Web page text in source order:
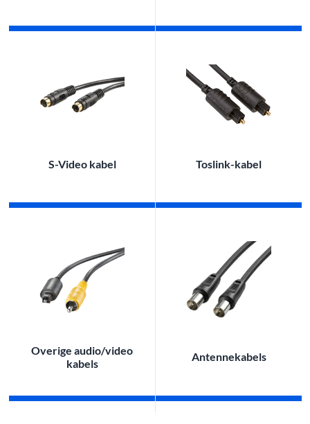
S-Video kabel Toslink-kabel
Overige audio/video
kabels
Antennekabels